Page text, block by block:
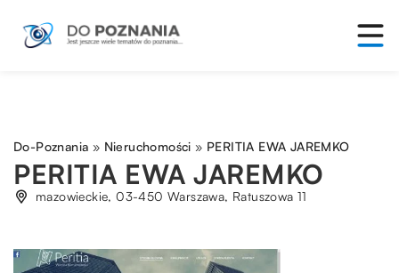
Do-Poznania » Nieruchomości » PERITIA EWA JAREMKO
PERITIA EWA JAREMKO
mazowieckie, 03-450 Warszawa, Ratuszowa 11